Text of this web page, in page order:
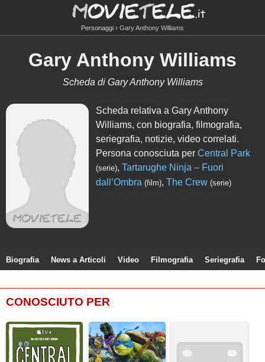
Personaggi Gary Anthony Williams
Gary Anthony Williams
Scheda di Gary Anthony Williams
Scheda relativa a Gary Anthony
Williams, con biografia, filmografia,
seriegrafia, notizie, video correlati.
Persona conosciuta perCentral Park
(serie),Tartarughe Ninja – Fuori
dall’Ombra (film),The Crew (serie)
Biografia News a Articoli Video Filmografia Seriegrafia
CONOSCIUTO PER